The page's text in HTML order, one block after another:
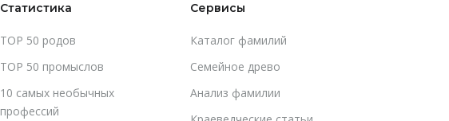
Статистика
TOP 50 родов
TOP 50 промыслов
10 самых необычных
профессий
Сервисы
Каталог фамилий
Cемейное древо
Анализ фамилии